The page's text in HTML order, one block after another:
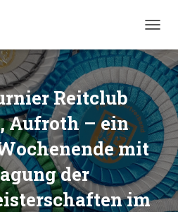
A
V
I
G
A
T
O
N
U
M
S
Reitclub
Aufroth – ein
mit
der
im